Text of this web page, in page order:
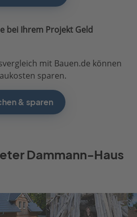
bei Ihrem Projekt Geld
mit Bauen.de können
sparen.
& sparen
Dammann-Haus